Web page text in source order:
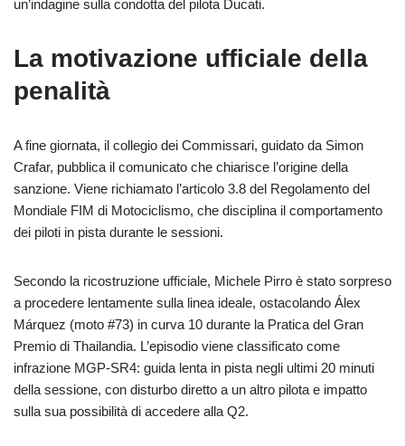
un’indagine sulla condotta del pilota Ducati.
La motivazione ufficiale della
penalità
A fine giornata, il collegio dei Commissari, guidato da Simon
Crafar, pubblica il comunicato che chiarisce l’origine della
sanzione. Viene richiamato l’articolo 3.8 del Regolamento del
Mondiale FIM di Motociclismo, che disciplina il comportamento
dei piloti in pista durante le sessioni.
Secondo la ricostruzione ufficiale, Michele Pirro è stato sorpreso
a procedere lentamente sulla linea ideale, ostacolando Álex
Márquez (moto #73) in curva 10 durante la Pratica del Gran
Premio di Thailandia. L’episodio viene classificato come
infrazione MGP-SR4: guida lenta in pista negli ultimi 20 minuti
della sessione, con disturbo diretto a un altro pilota e impatto
sulla sua possibilità di accedere alla Q2.